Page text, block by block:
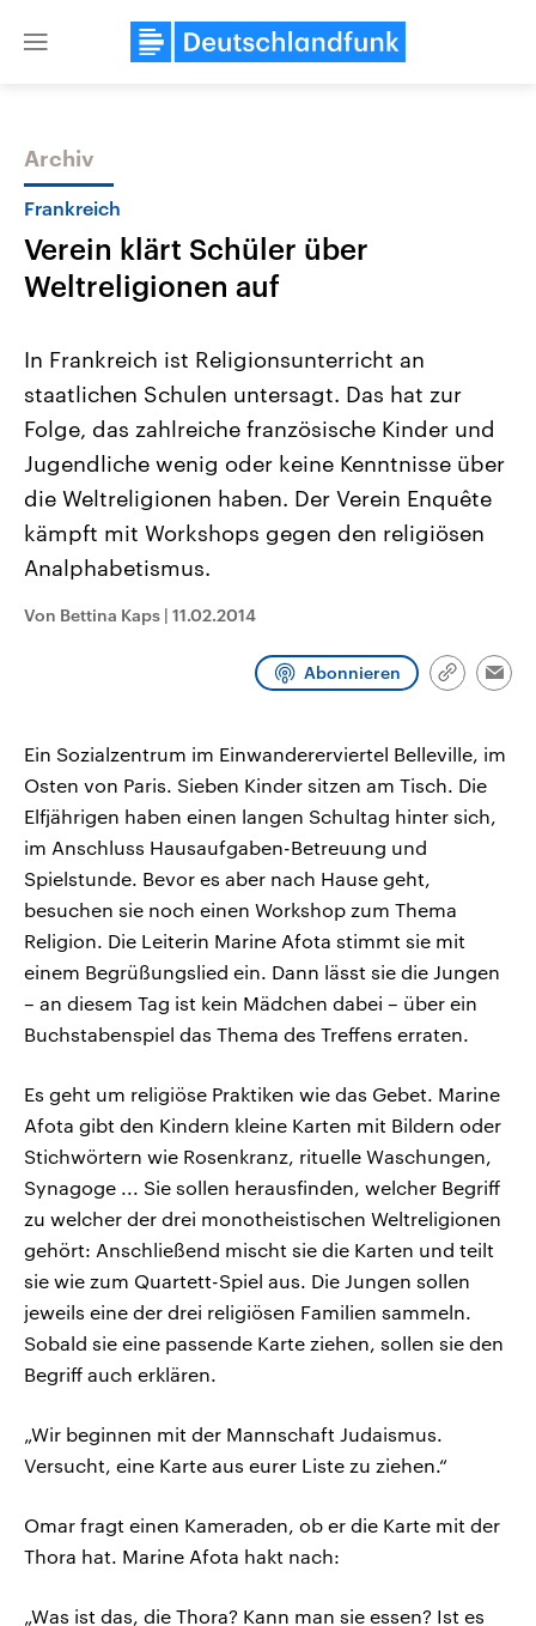
Close
Themen
Landtagswahl Sachsen-Anhalt
2026
Alle Informationen
Sachsen-Anhalt wählt am 6.
September 2026 einen neuen
Landtag. Seit 2021 wird das
Bundesland von einer Koalition aus
CDU, SPD und FDP regiert.-
Umfragen, Prognosen,
und Hintergründe zu den Parteien
und Kandidaten der anstehenden
USA
Aktuelle Beiträge,
Hintergründe
Wirtschaftlich und
gehören die Vereinigten
den mächtigsten Ländern
mit großem Einfluss auf
aktuelle Weltgeschehen.
Sendungen Programm
Archiv
Frankreich
Verein klärt Schüler über
Weltreligionen auf
In Frankreich ist Religionsunterricht an
staatlichen Schulen untersagt. Das hat zur
Folge, das zahlreiche französische Kinder und
Jugendliche wenig oder keine Kenntnisse über
die Weltreligionen haben. Der Verein Enquête
kämpft mit Workshops gegen den religiösen
Analphabetismus.
Von Bettina Kaps | 11.02.2014
Abonnieren
Link
Ein Sozialzentrum im Einwandererviertel Belleville, im
Osten von Paris. Sieben Kinder sitzen am Tisch. Die
Elfjährigen haben einen langen Schultag hinter sich,
im Anschluss Hausaufgaben-Betreuung und
Spielstunde. Bevor es aber nach Hause geht,
besuchen sie noch einen Workshop zum Thema
Religion. Die Leiterin Marine Afota stimmt sie mit
einem Begrüßungslied ein. Dann lässt sie die Jungen
– an diesem Tag ist kein Mädchen dabei – über ein
Buchstabenspiel das Thema des Treffens erraten.
Es geht um religiöse Praktiken wie das Gebet. Marine
Afota gibt den Kindern kleine Karten mit Bildern oder
Stichwörtern wie Rosenkranz, rituelle Waschungen,
Synagoge ... Sie sollen herausfinden, welcher Begriff
zu welcher der drei monotheistischen Weltreligionen
gehört: Anschließend mischt sie die Karten und teilt
sie wie zum Quartett-Spiel aus. Die Jungen sollen
jeweils eine der drei religiösen Familien sammeln.
Sobald sie eine passende Karte ziehen, sollen sie den
Begriff auch erklären.
„Wir beginnen mit der Mannschaft Judaismus.
Versucht, eine Karte aus eurer Liste zu ziehen.“
Omar fragt einen Kameraden, ob er die Karte mit der
Thora hat. Marine Afota hakt nach:
„Was ist das, die Thora? Kann man sie essen? Ist es